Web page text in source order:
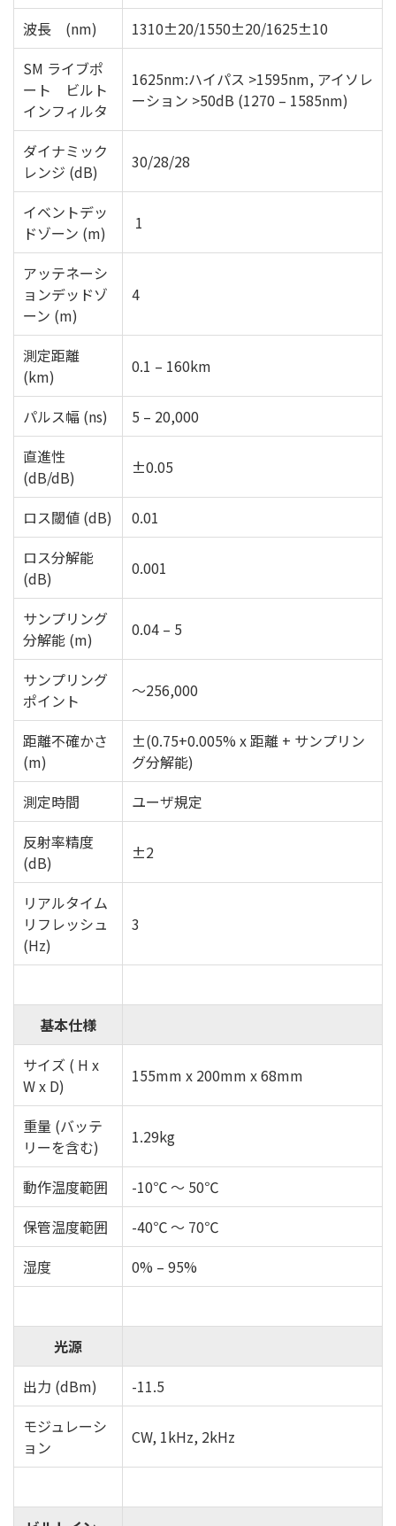
波長 (nm)
1310±20/1550±20/1625±10
SM ライブポ
ート ビルト
インフィルタ
1625nm:ハイパス >1595nm, アイソレ
ーション >50dB (1270 – 1585nm)
ダイナミック
レンジ (dB)
30/28/28
イベントデッ
ドゾーン (m)
1
アッテネーシ
ョンデッドゾ
ーン (m)
4
測定距離
(km)
0.1 – 160km
パルス幅 (ns)
5 – 20,000
直進性
(dB/dB)
±0.05
ロス閾値 (dB)
0.01
ロス分解能
(dB)
0.001
サンプリング
分解能 (m)
0.04 – 5
サンプリング
ポイント
〜256,000
距離不確かさ
(m)
±(0.75+0.005% x 距離 + サンプリン
グ分解能)
測定時間
ユーザ規定
反射率精度
(dB)
±2
リアルタイム
リフレッシュ
(Hz)
3
基本仕様
サイズ ( H x
W x D)
155mm x 200mm x 68mm
重量 (バッテ
リーを含む)
1.29kg
動作温度範囲
-10℃ ～ 50℃
保管温度範囲
-40℃ ～ 70℃
湿度
0% – 95%
光源
出力 (dBm)
-11.5
モジュレーシ
ョン
CW, 1kHz, 2kHz